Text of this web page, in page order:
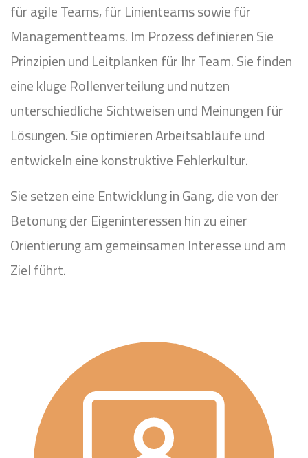
für agile Teams, für Linienteams sowie für
Managementteams. Im Prozess definieren Sie
Prinzipien und Leitplanken für Ihr Team. Sie finden
eine kluge Rollenverteilung und nutzen
unterschiedliche Sichtweisen und Meinungen für
Lösungen. Sie optimieren Arbeitsabläufe und
entwickeln eine konstruktive Fehlerkultur.
Sie setzen eine Entwicklung in Gang, die von der
Betonung der Eigeninteressen hin zu einer
Orientierung am gemeinsamen Interesse und am
Ziel führt.